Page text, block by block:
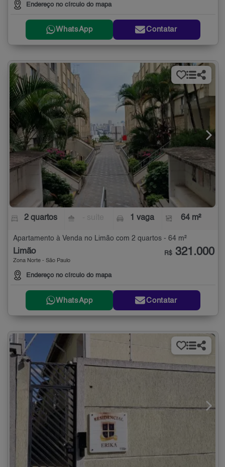
Endereço no círculo do mapa
WhatsApp Contatar
2 quartos 1 vaga 64 m²
Apartamento à Venda no Limão com 2 quartos - 64 m²
Limão
Zona Norte - São Paulo
Endereço no círculo do mapa
R$ 321.000
WhatsApp Contatar